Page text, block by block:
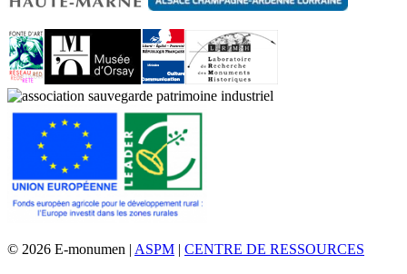
© 2026 E-monumen | ASPM
CENTRE DE RESSOURCES